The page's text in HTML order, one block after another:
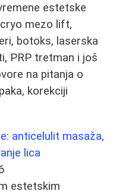
estetske
mezo lift,
botoks, laserska
PRP tretman i još
na pitanja o
korekciji
anticelulit masaža,
lica
estetskim